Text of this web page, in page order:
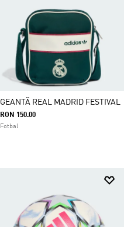
GEANTĂ REAL MADRID FESTIVAL
RON 150.00
Fotbal